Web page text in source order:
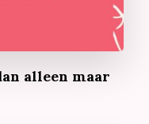
alleen maar